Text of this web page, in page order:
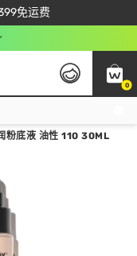
免运费
独家优惠即减$50
0
粉底液 油性 110 30ML